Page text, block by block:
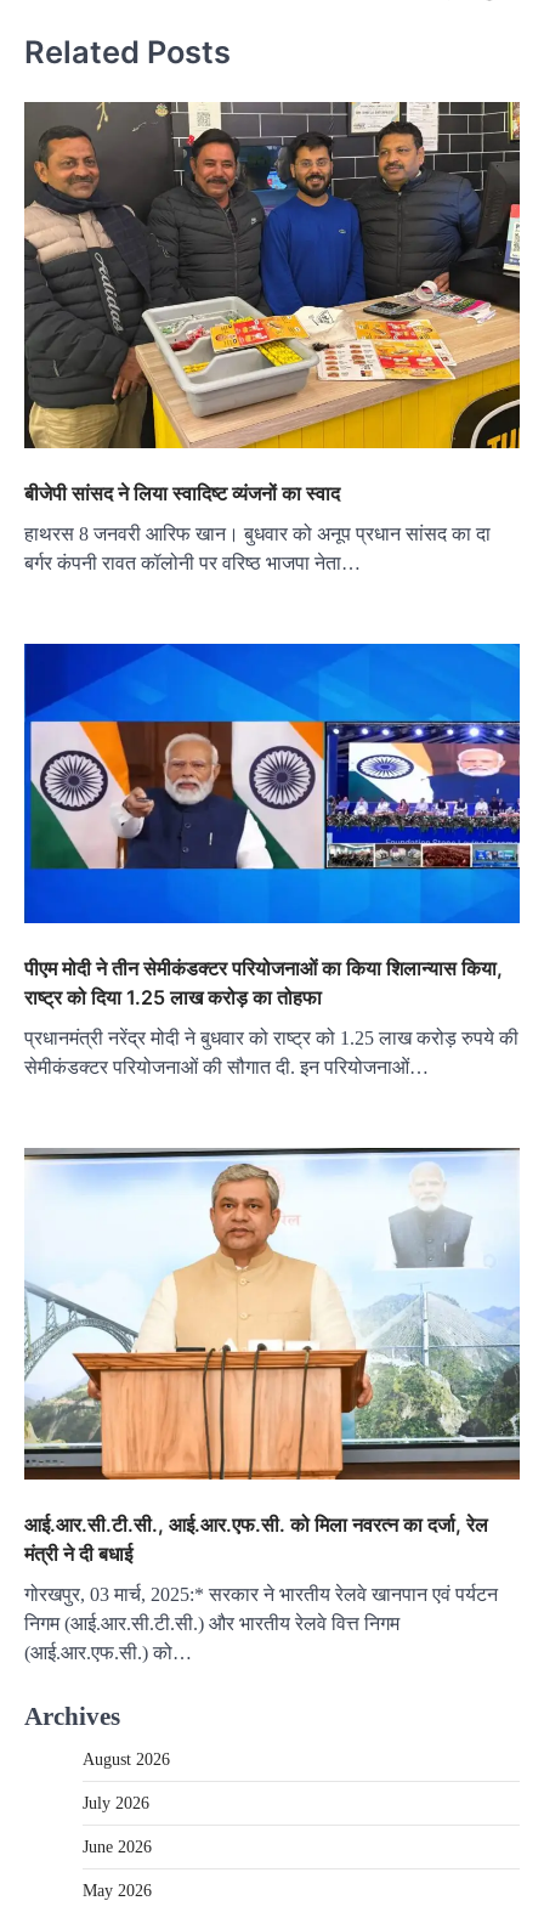
Related Posts
बीजेपी सांसद ने लिया स्वादिष्ट व्यंजनों का स्वाद
हाथरस 8 जनवरी आरिफ खान। बुधवार को अनूप प्रधान सांसद का दा
बर्गर कंपनी रावत कॉलोनी पर वरिष्ठ भाजपा नेता…
पीएम मोदी ने तीन सेमीकंडक्टर परियोजनाओं का किया शिलान्यास किया,
राष्ट्र को दिया 1.25 लाख करोड़ का तोहफा
प्रधानमंत्री नरेंद्र मोदी ने बुधवार को राष्ट्र को 1.25 लाख करोड़ रुपये की
सेमीकंडक्टर परियोजनाओं की सौगात दी. इन परियोजनाओं…
आई.आर.सी.टी.सी., आई.आर.एफ.सी. को मिला नवरत्न का दर्जा, रेल
मंत्री ने दी बधाई
गोरखपुर, 03 मार्च, 2025:* सरकार ने भारतीय रेलवे खानपान एवं पर्यटन
निगम (आई.आर.सी.टी.सी.) और भारतीय रेलवे वित्त निगम
(आई.आर.एफ.सी.) को…
Archives
August 2026
July 2026
June 2026
May 2026